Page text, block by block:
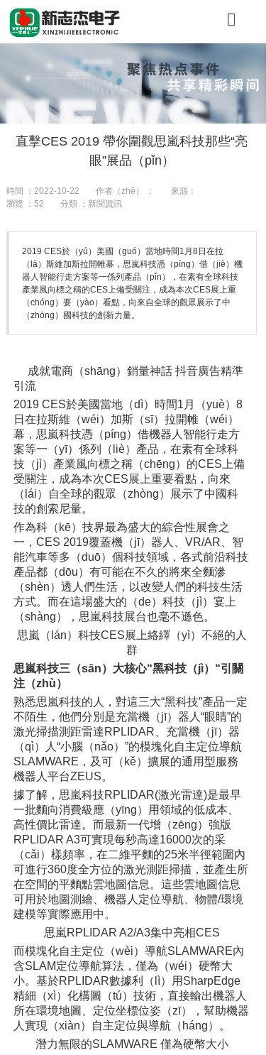
關於
產品
工程
直擊CES 2019 帶你圍觀思嵐科技那些“亮
眼”展品（pǐn）
時間 ：2022-10-22 作者（zhě） ：
來源：
瀏覽 ：52 分類 ：新聞資訊
2019 CES於（yú）美國（guó）當地時間1月8日在拉
（lā）斯維加斯拉開帷幕，思嵐科技憑（píng）借（jiè）機
器人智能行走方案等一係列產品（pǐn），在素有全球科技
產業風向標之稱的CES上備受關注，成為本次CES展上重
（chóng）要（yào）看點，向來自全球的觀眾展示了中
（zhōng）國科技的創新力量。
成就電商（shāng）銷量神話 抖音廣告精準
引流
2019 CES於美國當地（dì）時間1月（yuè）8
日在拉斯維（wéi）加斯（sī）拉開帷（wéi）
幕，思嵐科技憑（píng）借機器人智能行走方
案等一（yī）係列（liè）產品，在素有全球科
技（jì）產業風向標之稱（chēng）的CES上備
受關注，成為本次CES展上重要看點，向來
（lái）自全球的觀眾（zhòng）展示了中國科
技的創索尼量。
作為科（kē）技界最為盛大的綜合性展會之
一，CES 2019覆蓋機（jī）器人、VR/AR、智
能汽車等多（duō）個科技領域，各式前沿科技
產品都（dōu）有可能在不久的將來全麵滲
（shèn）透人們生活，以改變人們的科技生活
方式。而在這場盛大的（de）科技（jì）宴上
（shàng），思嵐科技展台也毫不遜色。
思嵐（lán）科技CES展上絡繹（yì）不絕的人
群
思嵐科技三（sān）大核心“黑科技（jì）“引關
注（zhù）
熟悉思嵐科技的人，對這三大“黑科技”產品一定
不陌生，他們分別是充當機（jī）器人“眼睛”的
激光掃描測距雷達RPLIDAR、充當機（jī）器
（qì）人“小腦（nǎo）”的模塊化自主定位導航
SLAMWARE，及可（kě）擴展的通用型服務
機器人平台ZEUS。
據了解，思嵐科技RPLIDAR(激光雷達)是最早
一批麵向消費級應（yīng）用領域的低成本、
高性價比雷達。而最新一代增（zēng）強版
RPLIDAR A3可實現每秒高達16000次的采
（cǎi）樣頻率，在二維平麵的25米半徑範圍內
可進行360度全方位的激光測距掃描，並產生所
在空間的平麵點雲地圖信息。這些雲地圖信息
可用於地圖測繪、機器人定位導航、物體/環境
建模等實際應用中。
思嵐RPLIDAR A2/A3集中亮相CES
而模塊化自主定位（wèi）導航SLAMWARE內
含SLAM定位導航算法，僅為（wéi）硬幣大
小。基於RPLIDAR數據利（lì）用SharpEdge
精細（xì）化構圖（tú）技術，直接輸出機器人
所在環境地圖、定位坐標位姿（zī），幫助機器
人實現（xiàn）自主定位與導航（háng）。
潛力無限的SLAMWARE 僅為硬幣大小